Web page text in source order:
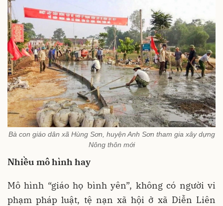
Bà con giáo dân xã Hùng Sơn, huyện Anh Sơn tham gia xây dựng
Nông thôn mới
Nhiều mô hình hay
Mô hình “giáo họ bình yên”, không có người vi
phạm pháp luật, tệ nạn xã hội ở xã Diễn Liên